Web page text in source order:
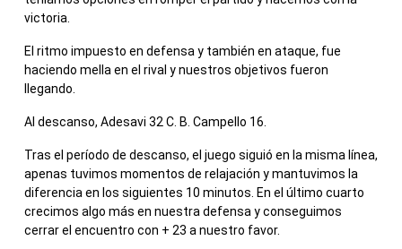
victoria.
El ritmo impuesto en defensa y también en ataque, fue
haciendo mella en el rival y nuestros objetivos fueron
llegando.
Al descanso, Adesavi 32 C. B. Campello 16.
Tras el período de descanso, el juego siguió en la misma línea,
apenas tuvimos momentos de relajación y mantuvimos la
diferencia en los siguientes 10 minutos. En el último cuarto
crecimos algo más en nuestra defensa y conseguimos
cerrar el encuentro con + 23 a nuestro favor.